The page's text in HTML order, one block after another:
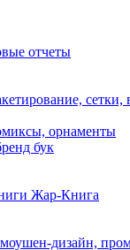
отчеты
сетки,
орнаменты
бук
Жар-Книга
дизайн,